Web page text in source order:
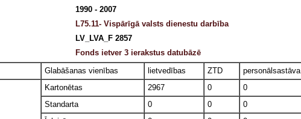
1990 - 2007
L75.11- Vispārīgā valsts dienestu darbība
LV_LVA_F 2857
Fonds ietver 3 ierakstus datubāzē
Glabāšanas vienības lietvedības ZTD personālsastāva
Kartonētas 2967 0 0
Standarta
0 0 0